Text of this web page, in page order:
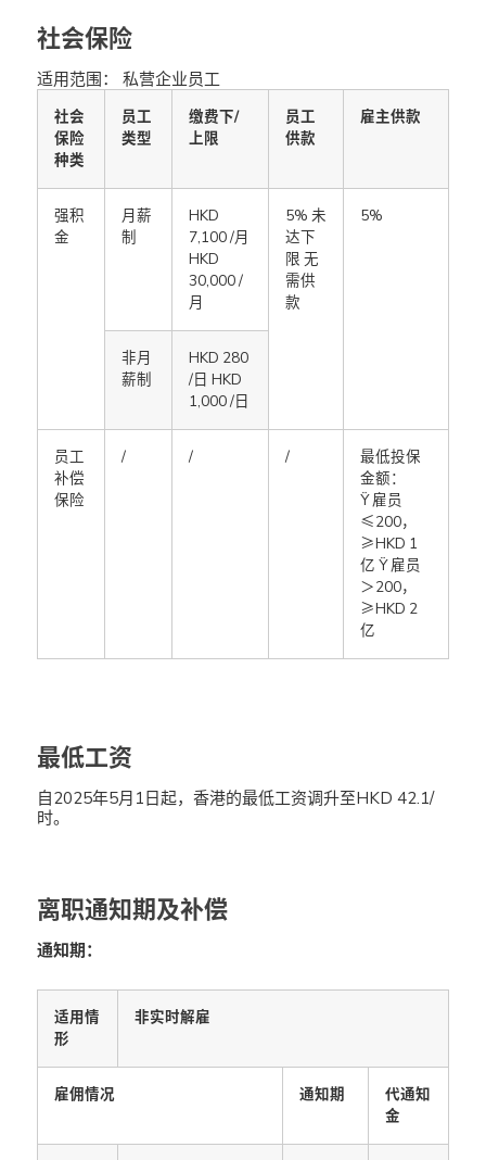
社会保险
适用范围： 私营企业员工
社会
保险
种类
员工
类型
缴费下/
上限
员工
供款
雇主供款
强积
金
月薪
制
HKD
7,100 /月
HKD
30,000 /
月
5% 未
达下
限 无
需供
款
5%
非月
薪制
HKD 280
/日 HKD
1,000 /日
员工
补偿
保险
/ / /
最低投保
金额：
Ÿ 雇员
≤200，
≥HKD 1
亿 Ÿ 雇员
＞200，
≥HKD 2
亿
最低工资
自2025年5月1日起，香港的最低工资调升至HKD 42.1/
时。
离职通知期及补偿
通知期：
适用情
形
非实时解雇
雇佣情况 通知期
代通知
金